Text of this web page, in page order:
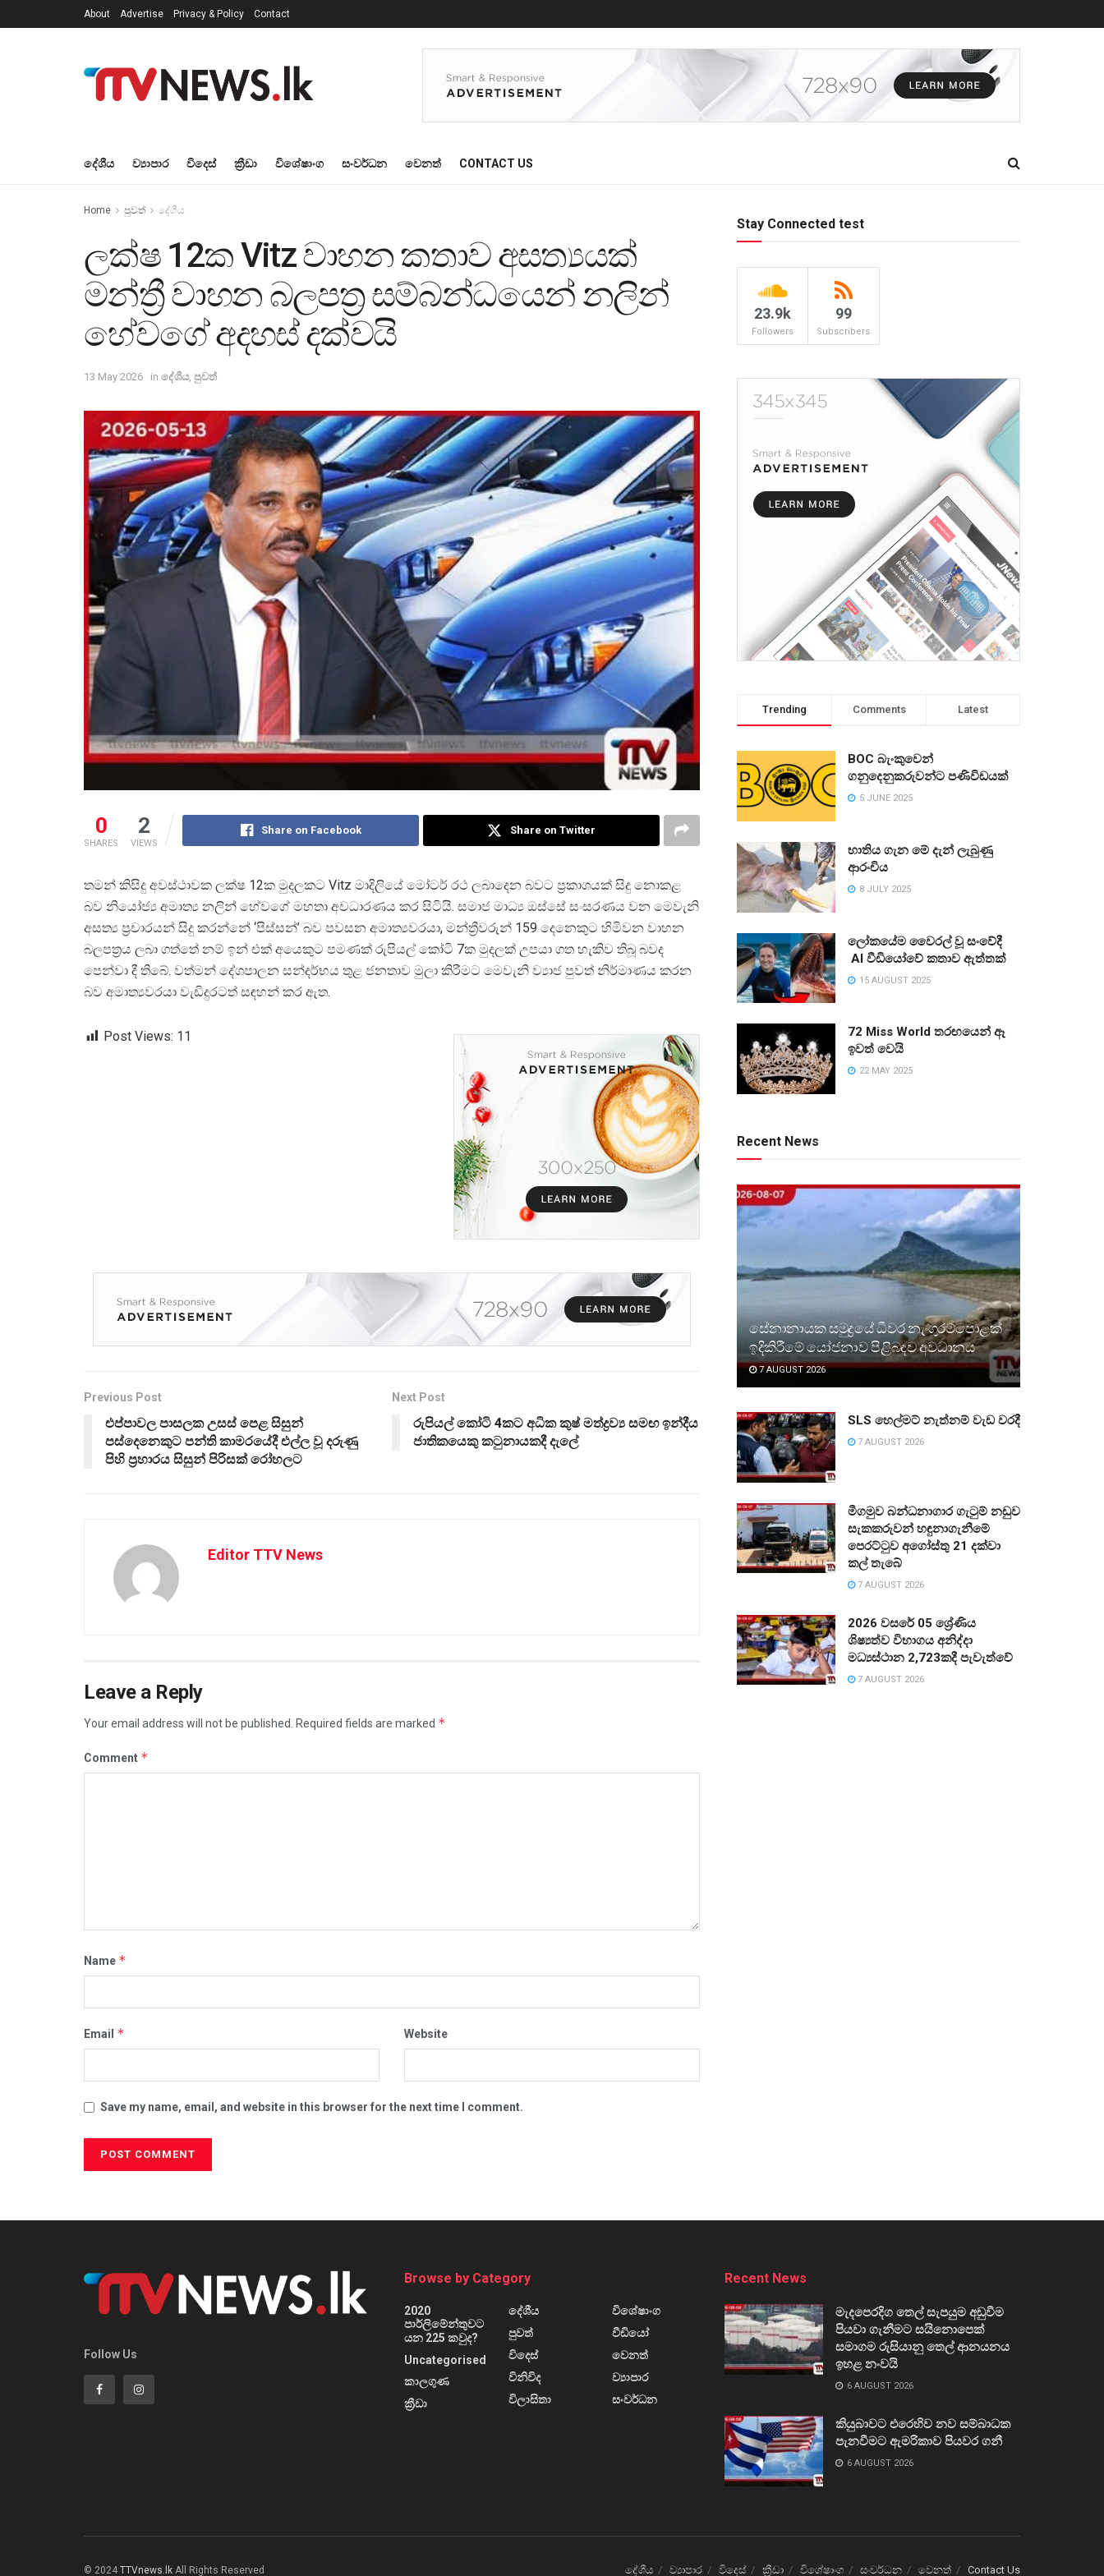
About Advertise Privacy & Policy Contact
දේශීය ව්‍යාපාර විදෙස් ක්‍රීඩා විශේෂාංග සංවර්ධන වෙනත් CONTACT US
Home පුවත් දේශීය
ලක්ෂ 12ක Vitz වාහන කතාව අසත්‍යයක්
මන්ත්‍රී වාහන බලපත්‍ර සම්බන්ධයෙන් නලින්
හේවගේ අදහස් දක්වයි
13 May 2026 in දේශීය, පුවත්
0
SHARES
2
VIEWS
Share on Facebook Share on Twitter
තමන් කිසිදු අවස්ථාවක ලක්ෂ 12ක මුදලකට Vitz මාදිලියේ මෝටර් රථ ලබාදෙන බවට ප්රකාශයක් සිදු නොකළ
බව නියෝජ් ය අමාත් ය නලින් හේවගේ මහතා අවධාරණය කර සිටියි. සමාජ මාධ් ය ඔස්සේ සංසරණය වන මෙවැනි
අසත් ය ප්රචාරයන් සිදු කරන්නේ ‘පිස්සන්’ බව පවසන අමාත්යවරයා, මන්ත්රීවරුන් 159 දෙනෙකුට හිමිවන වාහන
බලපත්රය ලබා ගත්තේ නම් ඉන් එක් අයෙකුට පමණක් රුපියල් කෝටි 7ක මුදලක් උපයා ගත හැකිව තිබූ බවද
පෙන්වා දී තිබේ. වත්මන් දේශපාලන සන්දර්භය තුළ ජනතාව මුලා කිරීමට මෙවැනි ව්යාජ පුවත් නිර්මාණය කරන
බව අමාත්යවරයා වැඩිදුරටත් සඳහන් කර ඇත.
Post Views: 11
Previous Post
එප්පාවල පාසලක උසස් පෙළ සිසුන්
පස්දෙනෙකුට පන්ති කාමරයේදී එල්ල වූ දරුණු
පිහි ප්‍රහාරය සිසුන් පිරිසක් රෝහලට
Next Post
රුපියල් කෝටි 4කට අධික කුෂ් මත්ද්‍රව්‍ය සමඟ ඉන්දීය
ජාතිකයෙකු කටුනායකදී දැලේ
Editor TTV News
Leave a Reply
Your email address will not be published. Required fields are marked *
Comment *
Name *
Email * Website
Save my name, email, and website in this browser for the next time I comment.
Stay Connected test
23.9k
Followers
99
Subscribers
Trending Comments Latest
BOC බැංකුවෙන්
ගනුදෙනුකරුවන්ට පණිවිඩයක්
5 JUNE 2025
භාතිය ගැන මේ දැන් ලැබුණු
ආරංචිය
8 JULY 2025
ලෝකයේම වෛරල් වූ සංවේදී
AI වීඩියෝවේ කතාව ඇත්තක්
15 AUGUST 2025
72 Miss World තරඟයෙන් ඈ
ඉවත් වෙයි
22 MAY 2025
Recent News
සේනානායක සමුද්‍රයේ ධීවර නැංගුරම්පොළක්
ඉදිකිරීමේ යෝජනාව පිළිබඳව අවධානය
7 AUGUST 2026
SLS හෙල්මට් නැත්නම් වැඩ වරදී
7 AUGUST 2026
මීගමුව බන්ධනාගාර ගැටුම් නඩුව
සැකකරුවන් හඳුනාගැනීමේ
පෙරට්ටුව අගෝස්තු 21 දක්වා
කල් තැබේ
7 AUGUST 2026
2026 වසරේ 05 ශ්‍රේණිය
ශිෂ්‍යත්ව විභාගය අනිද්දා
මධ්‍යස්ථාන 2,723කදී පැවැත්වේ
7 AUGUST 2026
Follow Us
Browse by Category
2020
පාර්ලිමේන්තුවට
යන 225 කවුද?
Uncategorised
කාලගුණ
ක්‍රීඩා
දේශීය
පුවත්
විදෙස්
විනිවිද
විලාසිතා
විශේෂාංග
වීඩියෝ
වෙනත්
ව්‍යාපාර
සංවර්ධන
Recent News
මැදපෙරදිග තෙල් සැපයුම අඩුවීම
පියවා ගැනීමට සයිනොපෙක්
සමාගම රුසියානු තෙල් ආනයනය
ඉහළ නංවයි
6 AUGUST 2026
කියුබාවට එරෙහිව නව සම්බාධක
පැනවීමට ඇමරිකාව පියවර ගනී
6 AUGUST 2026
දේශීය ව්‍යාපාර විදෙස් ක්‍රීඩා විශේෂාංග සංවර්ධන වෙනත් Contact Us
© 2024 TTVnews.lk All Rights Reserved